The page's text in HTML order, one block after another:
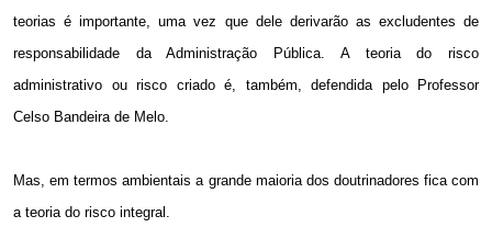
teorias é importante, uma vez que dele derivarão as excludentes de
responsabilidade da Administração Pública. A teoria do risco
administrativo ou risco criado é, também, defendida pelo Professor
Celso Bandeira de Melo.
Mas, em termos ambientais a grande maioria dos doutrinadores fica com
a teoria do risco integral.